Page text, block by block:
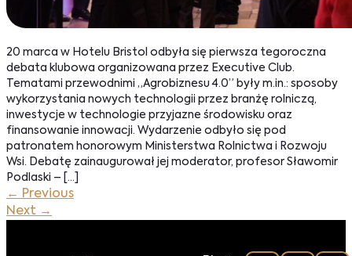
20 marca w Hotelu Bristol odbyła się pierwsza tegoroczna
debata klubowa organizowana przez Executive Club.
Tematami przewodnimi „Agrobiznesu 4.0” były m.in.: sposoby
wykorzystania nowych technologii przez branżę rolniczą,
inwestycje w technologie przyjazne środowisku oraz
finansowanie innowacji. Wydarzenie odbyło się pod
patronatem honorowym Ministerstwa Rolnictwa i Rozwoju
Wsi. Debatę zainaugurował jej moderator, profesor Sławomir
Podlaski – […]
← Previous
Next →